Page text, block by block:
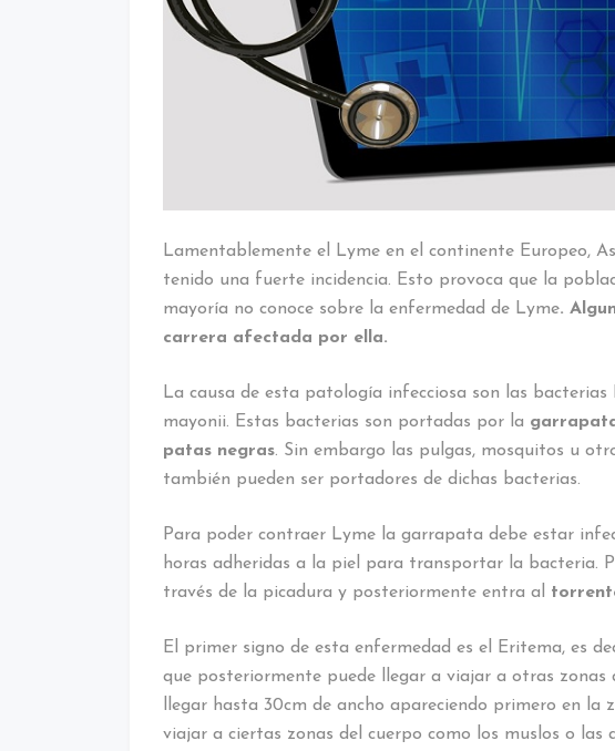
Lamentablemente el Lyme en el continente Europeo,
tenido una fuerte incidencia. Esto provoca que la
mayoría no conoce sobre la enfermedad de Lyme.
carrera afectada por ella.
La causa de esta patología infecciosa son las
mayonii. Estas bacterias son portadas por la
patas negras. Sin embargo las pulgas, mosquitos u
también pueden ser portadores de dichas bacterias.
Para poder contraer Lyme la garrapata debe estar
horas adheridas a la piel para transportar la bacteria.
través de la picadura y posteriormente entra al
El primer signo de esta enfermedad es el Eritema, es
que posteriormente puede llegar a viajar a otras zonas
llegar hasta 30cm de ancho apareciendo primero en la
viajar a ciertas zonas del cuerpo como los muslos o las